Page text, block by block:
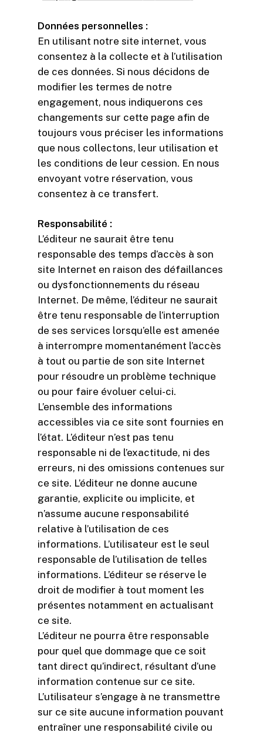
Données personnelles :
En utilisant notre site internet, vous
consentez à la collecte et à l’utilisation
de ces données. Si nous décidons de
modifier les termes de notre
engagement, nous indiquerons ces
changements sur cette page afin de
toujours vous préciser les informations
que nous collectons, leur utilisation et
les conditions de leur cession. En nous
envoyant votre réservation, vous
consentez à ce transfert.
Responsabilité :
L’éditeur ne saurait être tenu
responsable des temps d’accès à son
site Internet en raison des défaillances
ou dysfonctionnements du réseau
Internet. De même, l’éditeur ne saurait
être tenu responsable de l’interruption
de ses services lorsqu’elle est amenée
à interrompre momentanément l’accès
à tout ou partie de son site Internet
pour résoudre un problème technique
ou pour faire évoluer celui-ci.
L’ensemble des informations
accessibles via ce site sont fournies en
l’état. L’éditeur n’est pas tenu
responsable ni de l’exactitude, ni des
erreurs, ni des omissions contenues sur
ce site. L’éditeur ne donne aucune
garantie, explicite ou implicite, et
n’assume aucune responsabilité
relative à l’utilisation de ces
informations. L’utilisateur est le seul
responsable de l’utilisation de telles
informations. L’éditeur se réserve le
droit de modifier à tout moment les
présentes notamment en actualisant
ce site.
L’éditeur ne pourra être responsable
pour quel que dommage que ce soit
tant direct qu’indirect, résultant d’une
information contenue sur ce site.
L’utilisateur s’engage à ne transmettre
sur ce site aucune information pouvant
entraîner une responsabilité civile ou